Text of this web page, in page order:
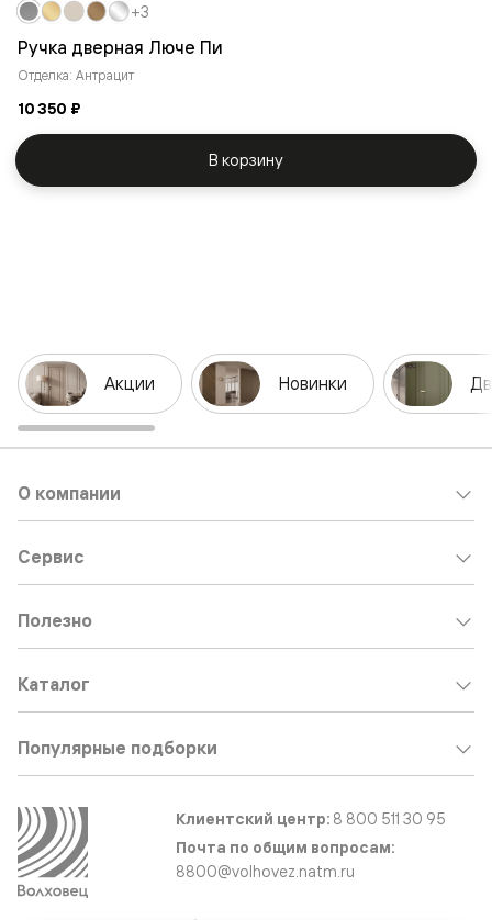
Ручка дверная Люче Пи
Отделка: Антрацит
10 350 ₽
+3
В корзину
Акции Новинки
О компании
Сервис
Полезно
Каталог
Популярные подборки
Клиентский центр: 8 800 511 30 95
Почта по общим вопросам:
8800@volhovez.natm.ru